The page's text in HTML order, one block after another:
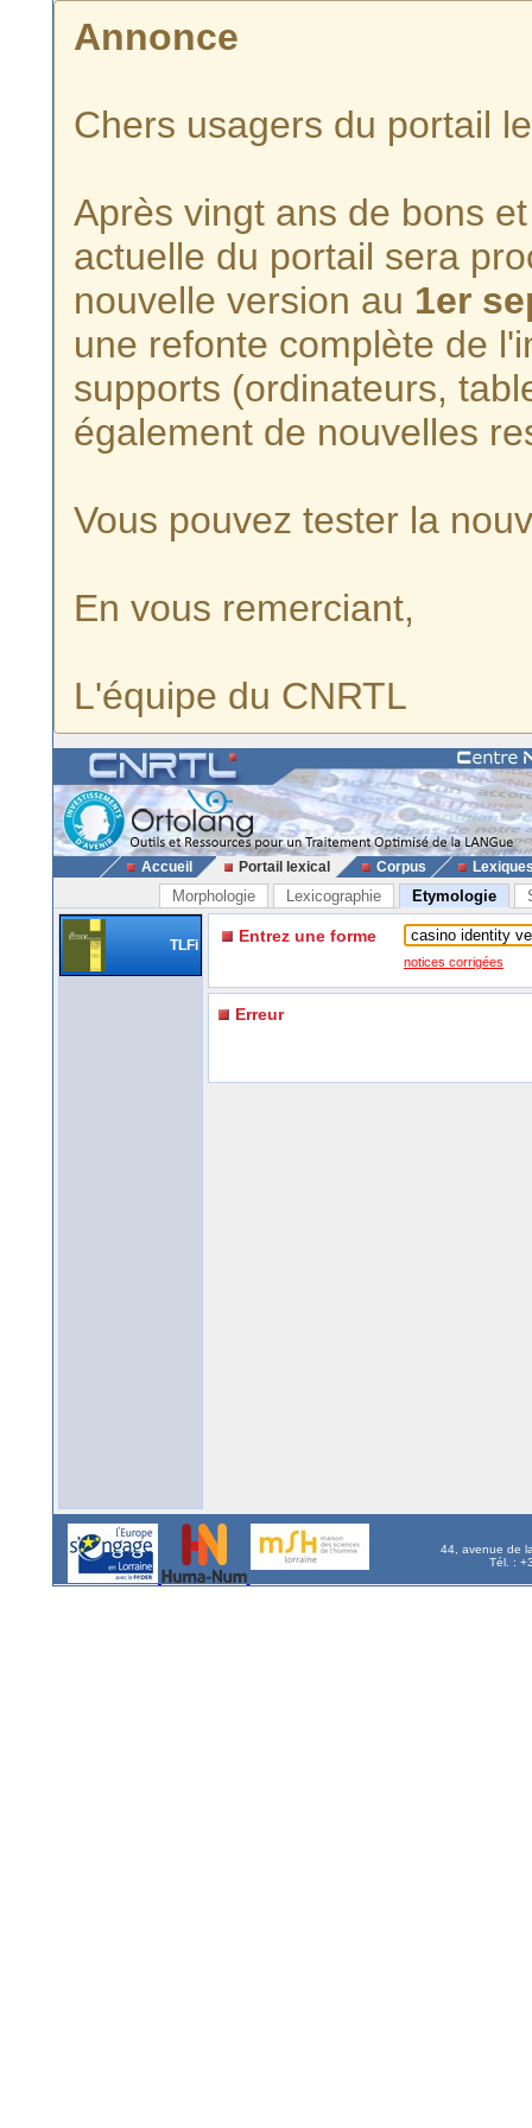
Annonce
Chers usagers du portail
Après vingt ans de bons
actuelle du portail sera
nouvelle version au 1er
une refonte complète de
supports (ordinateurs,
également de nouvelles
Vous pouvez tester la
En vous remerciant,
L'équipe du CNRTL
Accueil Portail lexical Corpus
Morphologie Lexicographie Etymologie
TLFi Entrez une forme
notices corrigées
Erreur
44, avenue de
Tél. :